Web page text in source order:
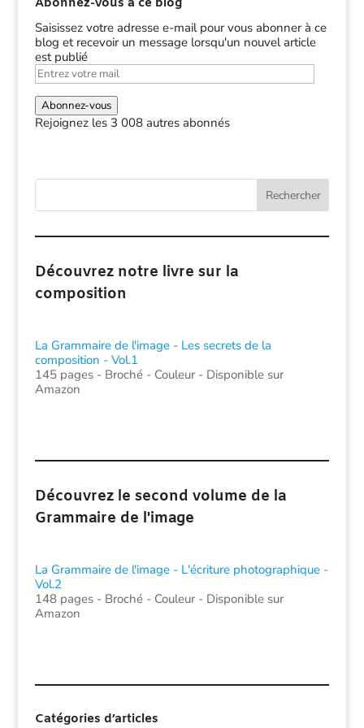
Abonnez-vous à ce blog
Saisissez votre adresse e-mail pour vous abonner à ce
blog et recevoir un message lorsqu'un nouvel article
est publié
Entrez
votre
mail
Abonnez-vous
Rejoignez les 3 008 autres abonnés
Rechercher
Découvrez notre livre sur la
composition
La Grammaire de l'image - Les secrets de la
composition - Vol.1
145 pages - Broché - Couleur - Disponible sur
Amazon
Découvrez le second volume de la
Grammaire de l'image
La Grammaire de l'image - L'écriture photographique -
Vol.2
148 pages - Broché - Couleur - Disponible sur
Amazon
Catégories d’articles